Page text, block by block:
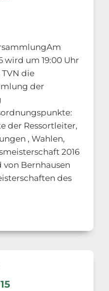
wird um 19:00 Uhr
die
der
der Ressortleiter,
, Wahlen,
2016
Bernhausen
des